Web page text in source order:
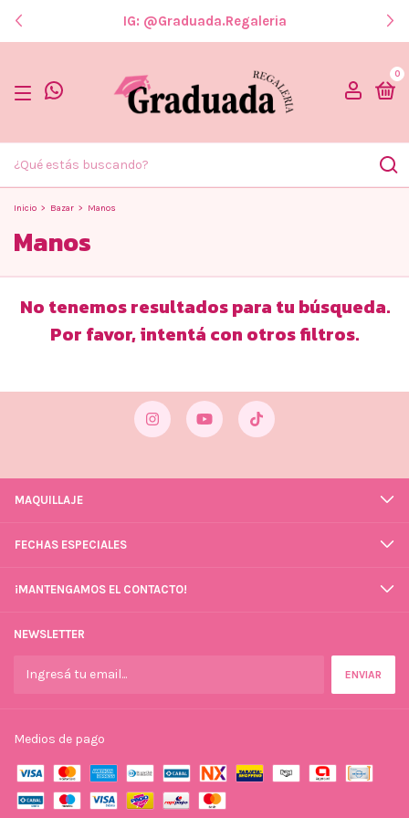
IG: @graduada.regaleria
0
Inicio > Bazar > Manos
Manos
No tenemos resultados para tu búsqueda.
Por favor, intentá con otros filtros.
MAQUILLAJE
FECHAS ESPECIALES
¡MANTENGAMOS EL CONTACTO!
NEWSLETTER
Medios de pago